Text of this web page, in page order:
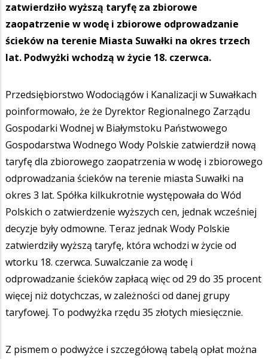
zatwierdziło wyższą taryfę za zbiorowe
zaopatrzenie w wodę i zbiorowe odprowadzanie
ścieków na terenie Miasta Suwałki na okres trzech
lat. Podwyżki wchodzą w życie 18. czerwca.
Przedsiębiorstwo Wodociągów i Kanalizacji w Suwałkach
poinformowało, że że Dyrektor Regionalnego Zarządu
Gospodarki Wodnej w Białymstoku Państwowego
Gospodarstwa Wodnego Wody Polskie zatwierdził nową
taryfę dla zbiorowego zaopatrzenia w wodę i zbiorowego
odprowadzania ścieków na terenie miasta Suwałki na
okres 3 lat. Spółka kilkukrotnie występowała do Wód
Polskich o zatwierdzenie wyższych cen, jednak wcześniej
decyzje były odmowne. Teraz jednak Wody Polskie
zatwierdziły wyższą taryfę, która wchodzi w życie od
wtorku 18. czerwca. Suwalczanie za wodę i
odprowadzanie ścieków zapłacą więc od 29 do 35 procent
więcej niż dotychczas, w zależności od danej grupy
taryfowej. To podwyżka rzędu 35 złotych miesięcznie.
Z pismem o podwyżce i szczegółową tabelą opłat można